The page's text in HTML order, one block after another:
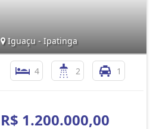
Iguaçu - Ipatinga
4 2 1
R$ 1.200.000,00